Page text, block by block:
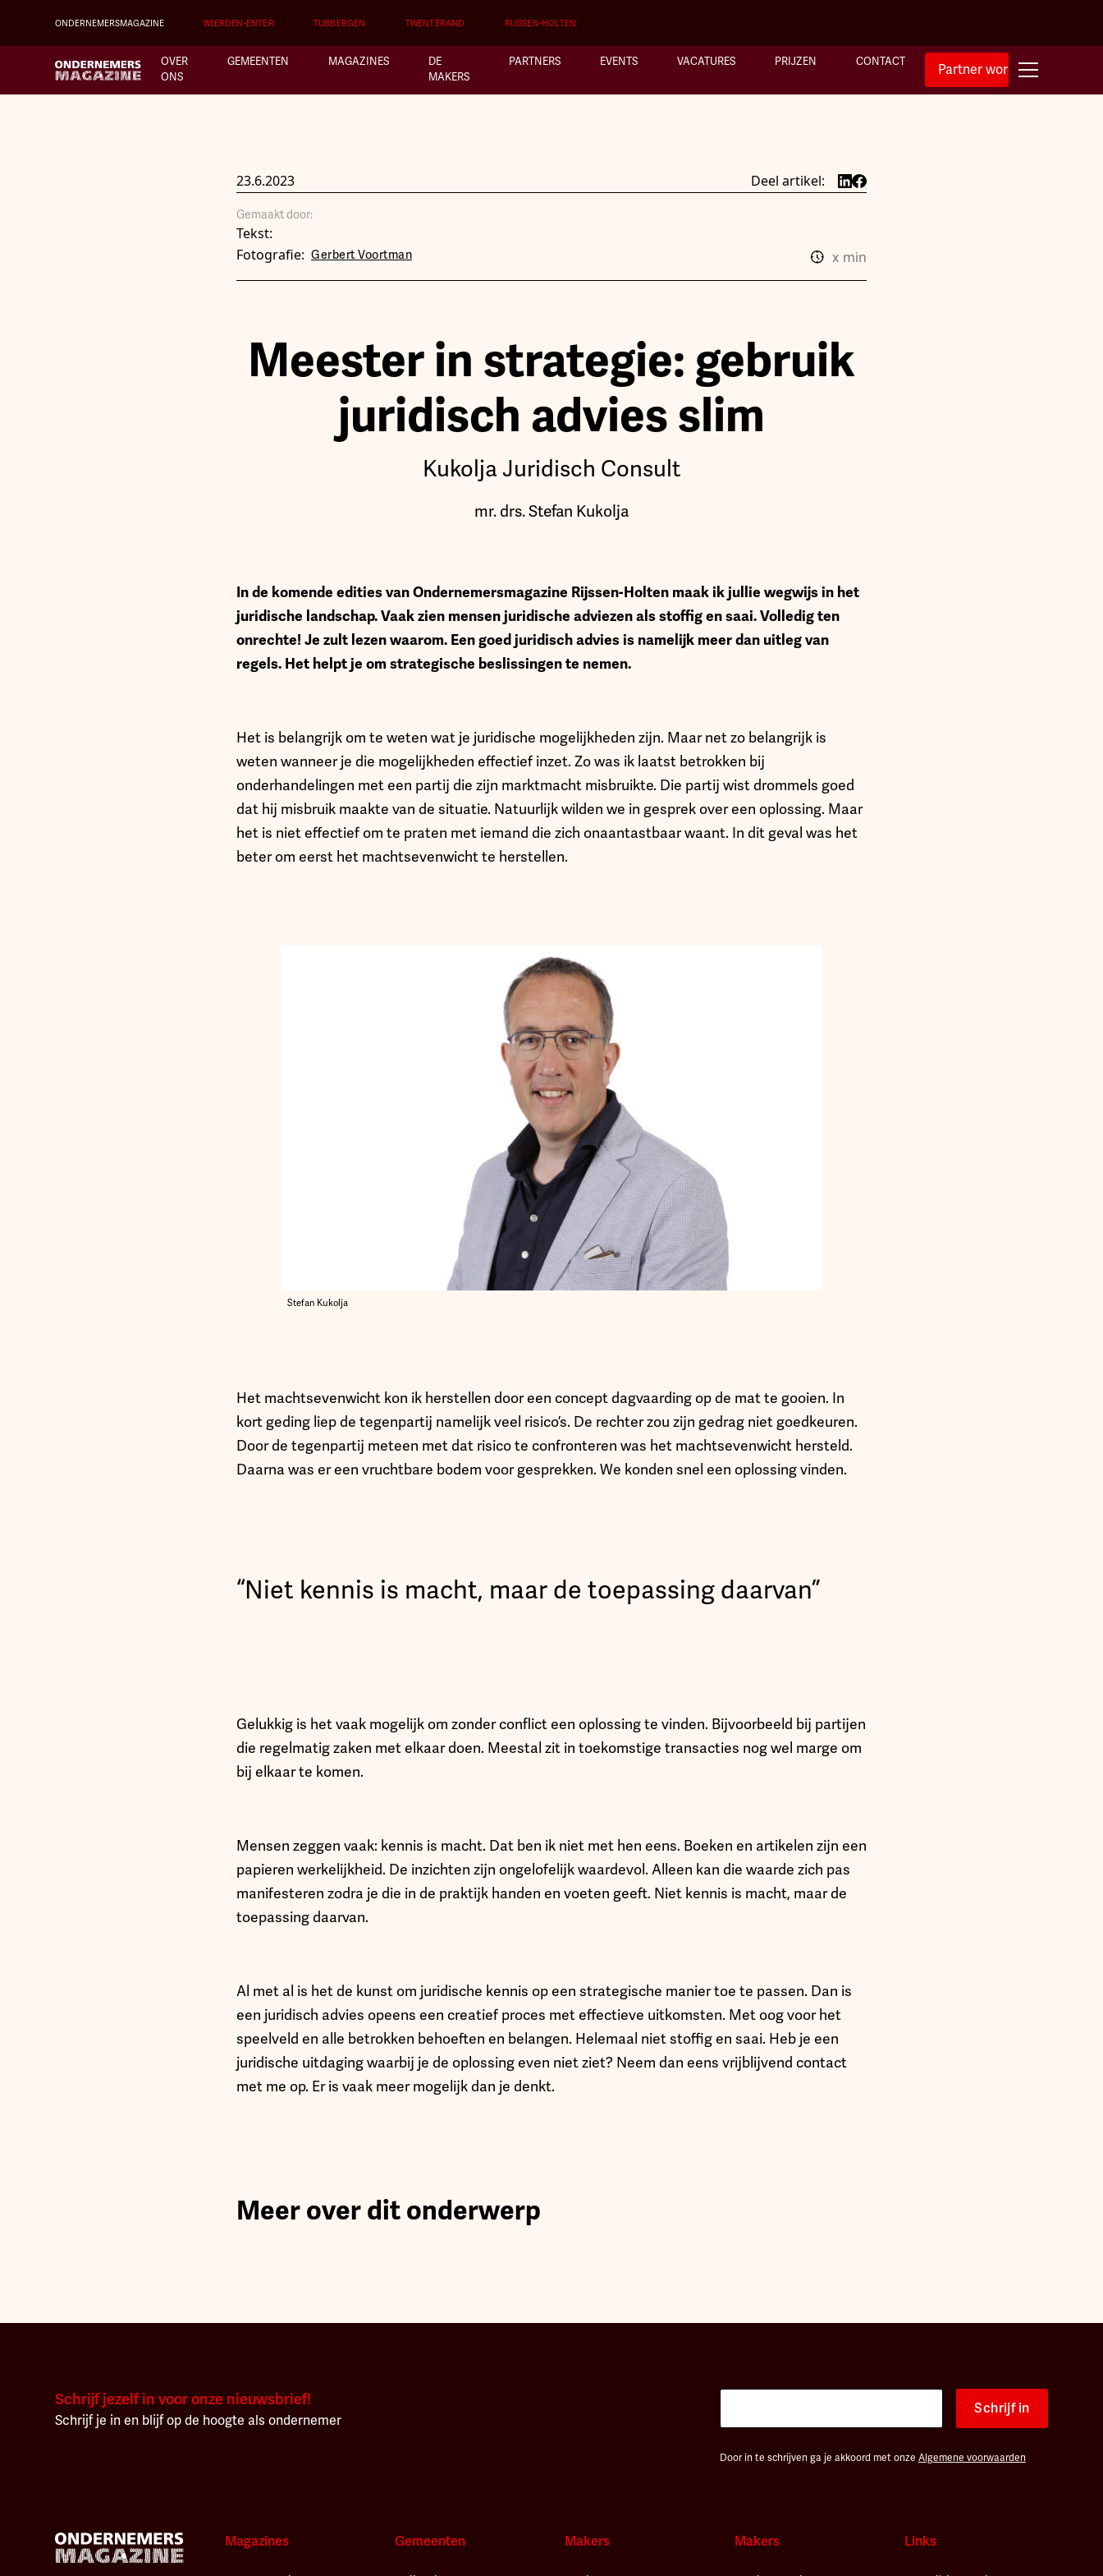
ONDERNEMERSMAGAZINE WIERDEN-ENTER TUBBERGEN TWENTERAND RIJSSEN-HOLTEN
OVER
ONS
GEMEENTEN MAGAZINES
DE
MAKERS
PARTNERS EVENTS VACATURES PRIJZEN CONTACT Partner worden
23.6.2023 Deel artikel:
Gemaakt door:
Tekst:
Fotografie: Gerbert Voortman x min
Meester in strategie: gebruik
juridisch advies slim
Kukolja Juridisch Consult
mr. drs. Stefan Kukolja
In de komende edities van Ondernemersmagazine Rijssen-Holten maak ik jullie wegwijs in het
juridische landschap. Vaak zien mensen juridische adviezen als stoffig en saai. Volledig ten
onrechte! Je zult lezen waarom. Een goed juridisch advies is namelijk meer dan uitleg van
regels. Het helpt je om strategische beslissingen te nemen.
Het is belangrijk om te weten wat je juridische mogelijkheden zijn. Maar net zo belangrijk is
weten wanneer je die mogelijkheden effectief inzet. Zo was ik laatst betrokken bij
onderhandelingen met een partij die zijn marktmacht misbruikte. Die partij wist drommels goed
dat hij misbruik maakte van de situatie. Natuurlijk wilden we in gesprek over een oplossing. Maar
het is niet effectief om te praten met iemand die zich onaantastbaar waant. In dit geval was het
beter om eerst het machtsevenwicht te herstellen.
Stefan Kukolja
Het machtsevenwicht kon ik herstellen door een concept dagvaarding op de mat te gooien. In
kort geding liep de tegenpartij namelijk veel risico’s. De rechter zou zijn gedrag niet goedkeuren.
Door de tegenpartij meteen met dat risico te confronteren was het machtsevenwicht hersteld.
Daarna was er een vruchtbare bodem voor gesprekken. We konden snel een oplossing vinden.
“Niet kennis is macht, maar de toepassing daarvan”
Gelukkig is het vaak mogelijk om zonder conflict een oplossing te vinden. Bijvoorbeeld bij partijen
die regelmatig zaken met elkaar doen. Meestal zit in toekomstige transacties nog wel marge om
bij elkaar te komen.
Mensen zeggen vaak: kennis is macht. Dat ben ik niet met hen eens. Boeken en artikelen zijn een
papieren werkelijkheid. De inzichten zijn ongelofelijk waardevol. Alleen kan die waarde zich pas
manifesteren zodra je die in de praktijk handen en voeten geeft. Niet kennis is macht, maar de
toepassing daarvan.
Al met al is het de kunst om juridische kennis op een strategische manier toe te passen. Dan is
een juridisch advies opeens een creatief proces met effectieve uitkomsten. Met oog voor het
speelveld en alle betrokken behoeften en belangen. Helemaal niet stoffig en saai. Heb je een
juridische uitdaging waarbij je de oplossing even niet ziet? Neem dan eens vrijblijvend contact
met me op. Er is vaak meer mogelijk dan je denkt.
Meer over dit onderwerp
Schrijf jezelf in voor onze nieuwsbrief!
Schrijf je in en blijf op de hoogte als ondernemer
Schrijf in
Door in te schrijven ga je akkoord met onze Algemene voorwaarden
Magazines Gemeenten Makers Makers Links